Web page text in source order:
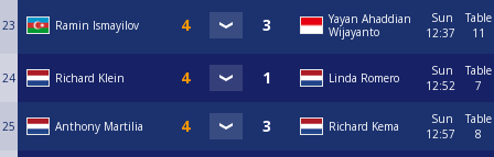
23 Ramin Ismayilov
Yayan Ahaddian
Wijayanto
Sun
12:37
Table
11
24 Richard Klein Linda Romero
Sun
12:52
Table
7
25 Anthony Martilia Richard Kema
Sun
12:57
Table
8